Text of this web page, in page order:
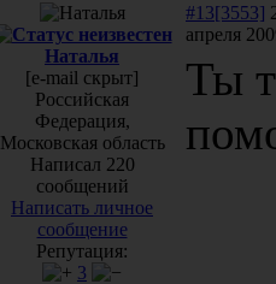
Наталья
[e-mail скрыт]
Российская
Федерация,
Московская область
Написал 220
сообщений
Написать личное
сообщение
Репутация:
3
#13[3553]
апреля
Ты